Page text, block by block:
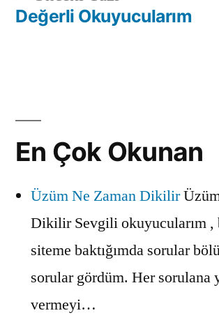
yazı:
Değerli Okuyucularım
En Çok Okunan
Üzüm Ne Zaman Dikilir
Dikilir Sevgili okuyucularım ,
siteme baktığımda sorular
sorular gördüm. Her sorulana
vermeyi…